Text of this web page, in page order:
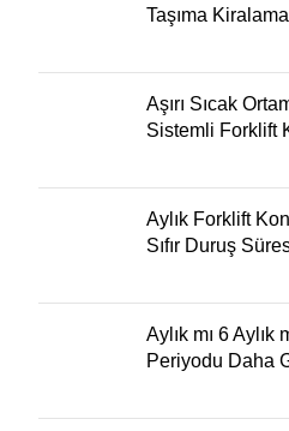
Taşıma Kiralama
Aşırı Sıcak
Sistemli Forklift
Aylık Forklift
Sıfır Duruş
Aylık mı 6 Aylık
Periyodu Daha